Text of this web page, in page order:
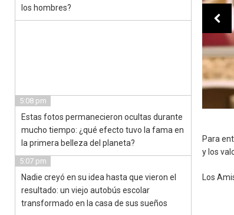
Para
y los
Los
los hombres?
5:08 pm
Estas fotos permanecieron ocultas durante
mucho tiempo: ¿qué efecto tuvo la fama en
la primera belleza del planeta?
5:07 pm
Nadie creyó en su idea hasta que vieron el
resultado: un viejo autobús escolar
transformado en la casa de sus sueños